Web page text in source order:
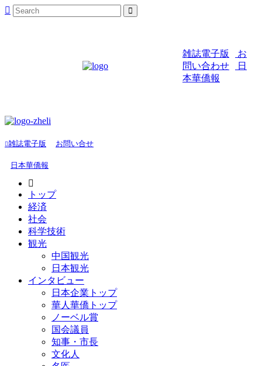
雑誌電子版
お
問い合わせ
日
本華僑報
雑誌電子版 お問い合せ
日本華僑報
トップ
経済
社会
科学技術
観光
中国観光
日本観光
インタビュー
日本企業トップ
華人華僑トップ
ノーベル賞
国会議員
知事・市長
文化人